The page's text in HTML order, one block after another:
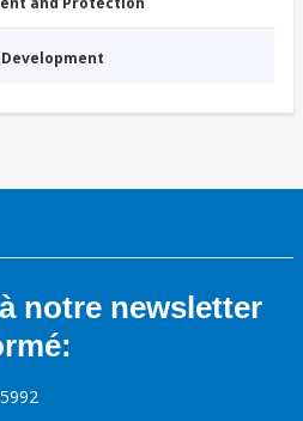
Development
notre newsletter